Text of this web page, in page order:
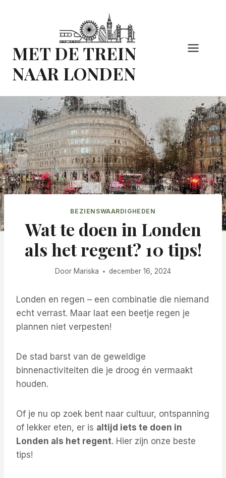
MET DE TREIN
NAAR LONDEN
BEZIENSWAARDIGHEDEN
Wat te doen in Londen
als het regent? 10 tips!
Door Mariska december 16, 2024
Londen en regen – een combinatie die niemand
echt verrast. Maar laat een beetje regen je
plannen niet verpesten!
De stad barst van de geweldige
binnenactiviteiten die je droog én vermaakt
houden.
Of je nu op zoek bent naar cultuur, ontspanning
of lekker eten, er is altijd iets te doen in
Londen als het regent. Hier zijn onze beste
tips!